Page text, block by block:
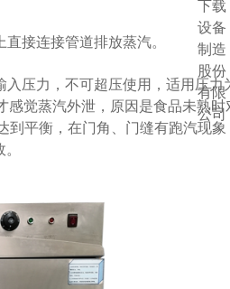
接管道排放蒸汽。
，不可超压使用，适用压
才感觉蒸汽外泄，原因是食品未
到平衡，在门角、门缝有跑汽现